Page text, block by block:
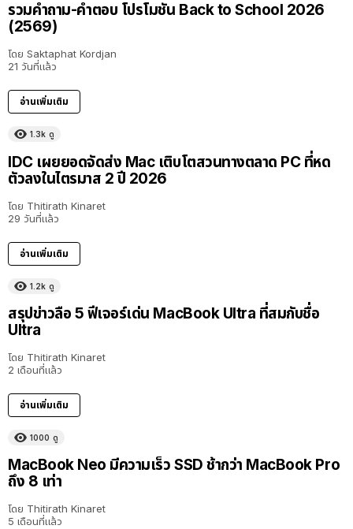
รวมคำถาม-คำตอบ โปรโมชัน Back to School 2026
(2569)
โดย Saktaphat Kordjan
21 วันที่แล้ว
อ่านเพิ่มเติม
1.3k ดู
IDC เผยยอดจัดส่ง Mac เติบโตสวนทางตลาด PC ที่หด
ตัวลงในไตรมาส 2 ปี 2026
โดย Thitirath Kinaret
29 วันที่แล้ว
อ่านเพิ่มเติม
1.2k ดู
สรุปข่าวลือ 5 ฟีเจอร์เด่น MacBook Ultra ที่สมกับชื่อ
Ultra
โดย Thitirath Kinaret
2 เดือนที่แล้ว
อ่านเพิ่มเติม
1000 ดู
MacBook Neo มีความเร็ว SSD ช้ากว่า MacBook Pro
ถึง 8 เท่า
โดย Thitirath Kinaret
5 เดือนที่แล้ว